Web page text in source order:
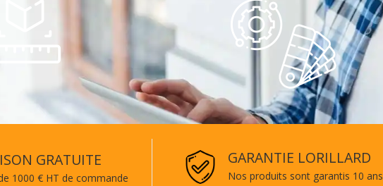
GRATUITE
1000 € HT de commande
GARANTIE LORILLARD
Nos produits sont garantis 10 ans